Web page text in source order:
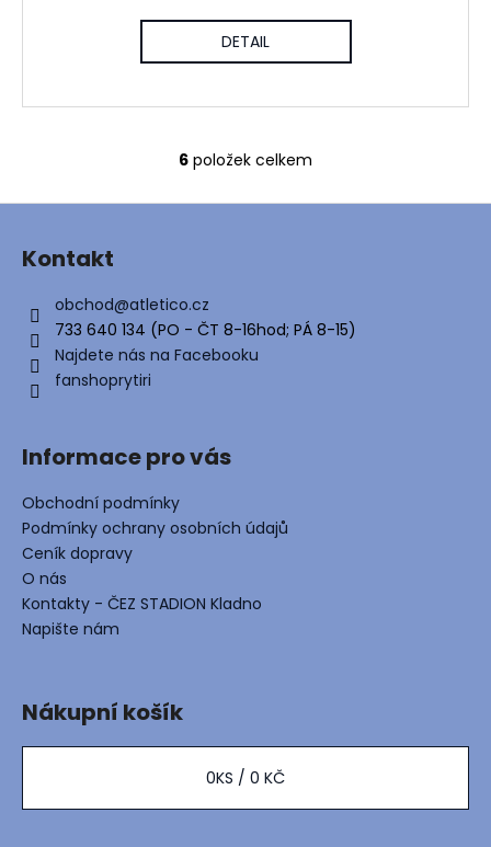
DETAIL
O
v
c
í
p
p
u
6 položek celkem
Z
Kontakt
obchod@atletico.cz
733 640 134 (PO - ČT 8-16hod; PÁ 8-15)
Najdete nás na Facebooku
fanshoprytiri
Informace pro vás
Obchodní podmínky
Podmínky ochrany osobních údajů
Ceník dopravy
O nás
Kontakty - ČEZ STADION Kladno
Napište nám
Nákupní košík
0KS / 0 KČ